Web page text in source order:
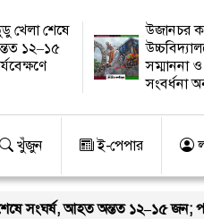
খেলা শেষে
১২–১৫
উজানচর
সম্মাননা
সংবর্ধনা
খুঁজুন ই-পেপার
১২–১৫ জন; পরিস্থিতি